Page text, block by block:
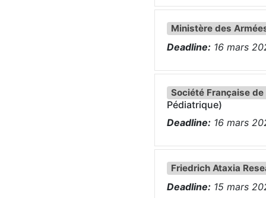
Ministère des
Deadline: 16 mars
Société Française
Pédiatrique)
Deadline: 16 mars
Friedrich Ataxia
Deadline: 15 mars